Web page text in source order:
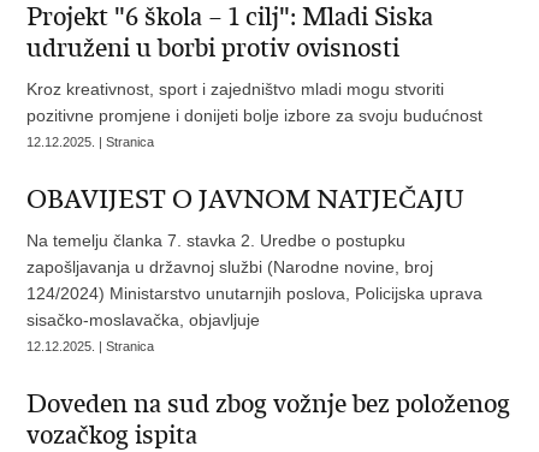
Projekt "6 škola – 1 cilj": Mladi Siska
udruženi u borbi protiv ovisnosti
Kroz kreativnost, sport i zajedništvo mladi mogu stvoriti
pozitivne promjene i donijeti bolje izbore za svoju budućnost
12.12.2025. | Stranica
OBAVIJEST O JAVNOM NATJEČAJU
Na temelju članka 7. stavka 2. Uredbe o postupku
zapošljavanja u državnoj službi (Narodne novine, broj
124/2024) Ministarstvo unutarnjih poslova, Policijska uprava
sisačko-moslavačka, objavljuje
12.12.2025. | Stranica
Doveden na sud zbog vožnje bez položenog
vozačkog ispita